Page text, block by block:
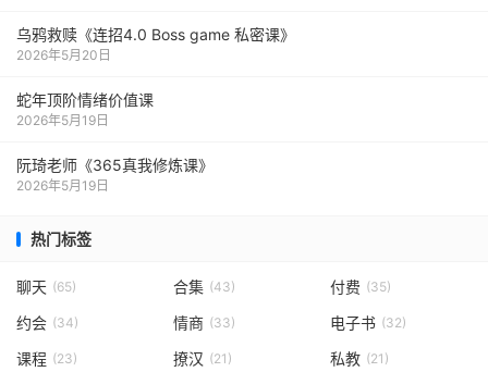
乌鸦救赎《连招4.0 Boss game 私密课》
2026年5月20日
蛇年顶阶情绪价值课
2026年5月19日
阮琦老师《365真我修炼课》
2026年5月19日
热门标签
聊天 (65) 合集 (43) 付费 (35)
约会 (34) 情商 (33) 电子书 (32)
课程 (23) 撩汉 (21) 私教 (21)